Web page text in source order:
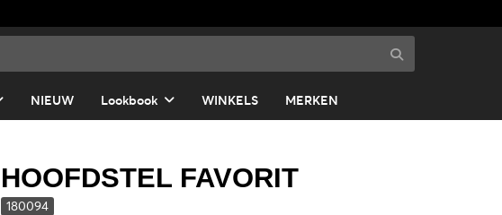
NIEUW Lookbook WINKELS MERKEN
HOOFDSTEL FAVORIT
180094